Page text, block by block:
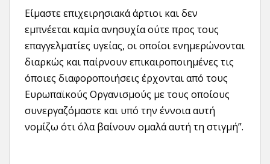
Είμαστε επιχειρησιακά άρτιοι και δεν
εμπνέεται καμία ανησυχία ούτε προς τους
επαγγελματίες υγείας, οι οποίοι ενημερώνονται
διαρκώς και παίρνουν επικαιροποιημένες τις
όποιες διαφοροποιήσεις έρχονται από τους
Ευρωπαϊκούς Οργανισμούς με τους οποίους
συνεργαζόμαστε και υπό την έννοια αυτή
νομίζω ότι όλα βαίνουν ομαλά αυτή τη στιγμή”.